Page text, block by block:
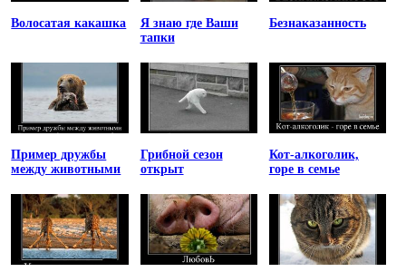
Волосатая какашка
Я знаю где Ваши
тапки
Безнаказанность
Пример дружбы
между животными
Грибной сезон
открыт
Кот-алкоголик,
горе в семье